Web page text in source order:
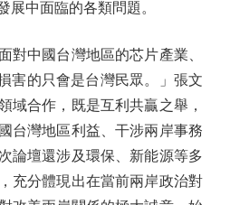
展中面臨的各類問題。
中國台灣地區的芯片產業、
害的只會是台灣民眾。」張文
域合作，既是互利共贏之舉，
台灣地區利益、干涉兩岸事務
論壇還涉及環保、新能源等多
充分體現出在當前兩岸政治對